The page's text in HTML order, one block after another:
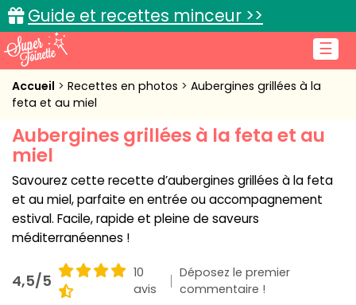
☰
Guide et recettes minceur >>
Accueil
Cuisine pratique
L'actu cuisine
Connexion
Accueil Recettes en photos
Aubergines grillées à la
feta et au miel
Aubergines grillées à la feta et au
miel
Savourez cette recette d’aubergines grillées à la feta
et au miel, parfaite en entrée ou accompagnement
estival. Facile, rapide et pleine de saveurs
méditerranéennes !
4,5/5
10
avis
Déposez le premier
commentaire !